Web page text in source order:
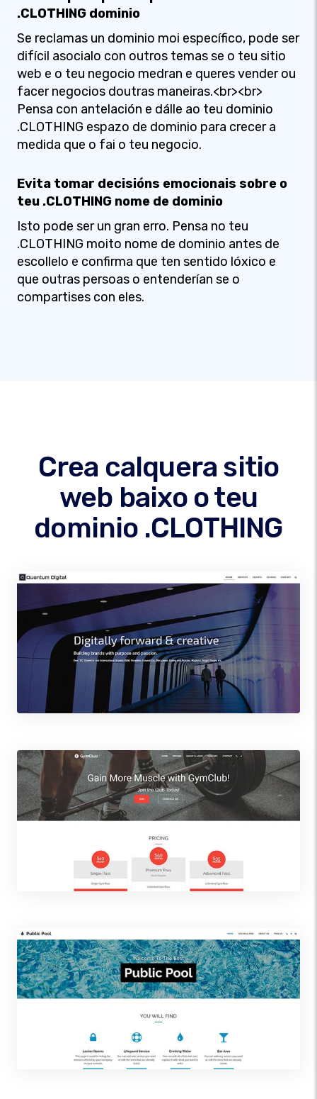
.CLOTHING dominio
Se reclamas un dominio moi específico, pode ser
difícil asocialo con outros temas se o teu sitio
web e o teu negocio medran e queres vender ou
facer negocios doutras maneiras.<br><br>
Pensa con antelación e dálle ao teu dominio
.CLOTHING espazo de dominio para crecer a
medida que o fai o teu negocio.
Evita tomar decisións emocionais sobre o
teu .CLOTHING nome de dominio
Isto pode ser un gran erro. Pensa no teu
.CLOTHING moito nome de dominio antes de
escollelo e confirma que ten sentido lóxico e
que outras persoas o entenderían se o
compartises con eles.
Crea calquera sitio
web baixo o teu
dominio .CLOTHING